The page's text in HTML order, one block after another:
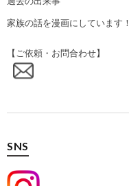
家族の話を漫画にしています！
【ご依頼・お問合わせ】
SNS